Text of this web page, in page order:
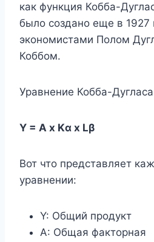
как функция Кобба-
было создано еще в 1927
экономистами Полом
Коббом.
Уравнение Кобба-
Y = А х Kα х Lβ
Вот что представляет
уравнении:
Y: Общий продукт
A: Общая факторная